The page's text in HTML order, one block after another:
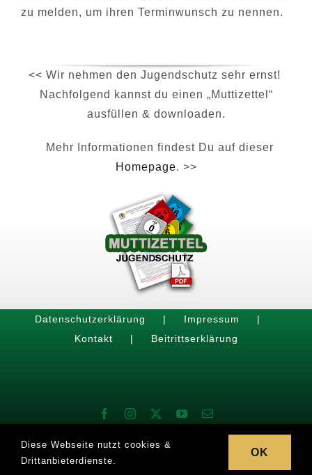
zu melden, um ihren Terminwunsch zu nennen.
<< Wir nehmen den Jugendschutz sehr ernst!
Nachfolgend kannst du einen „Muttizettel“
ausfüllen & downloaden.
Mehr Informationen findest Du auf dieser
Homepage. >>
Datenschutzerklärung
Impressum
Kontakt
Beitrittserklärung
© 1908-2024 by
Diese Webseite nutzt cookies &
Drittanbieterdienste.
OK